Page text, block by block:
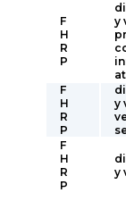
F
H
R
P
y
F
H
R
P
y
F
H
R
P
y